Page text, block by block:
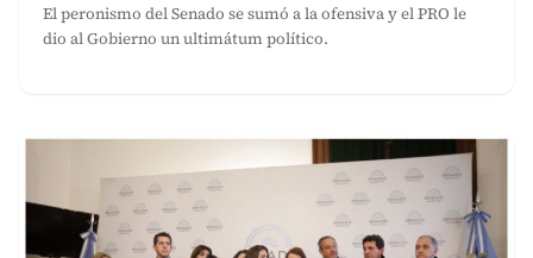
El peronismo del Senado se sumó a la ofensiva y el PRO le
dio al Gobierno un ultimátum político.